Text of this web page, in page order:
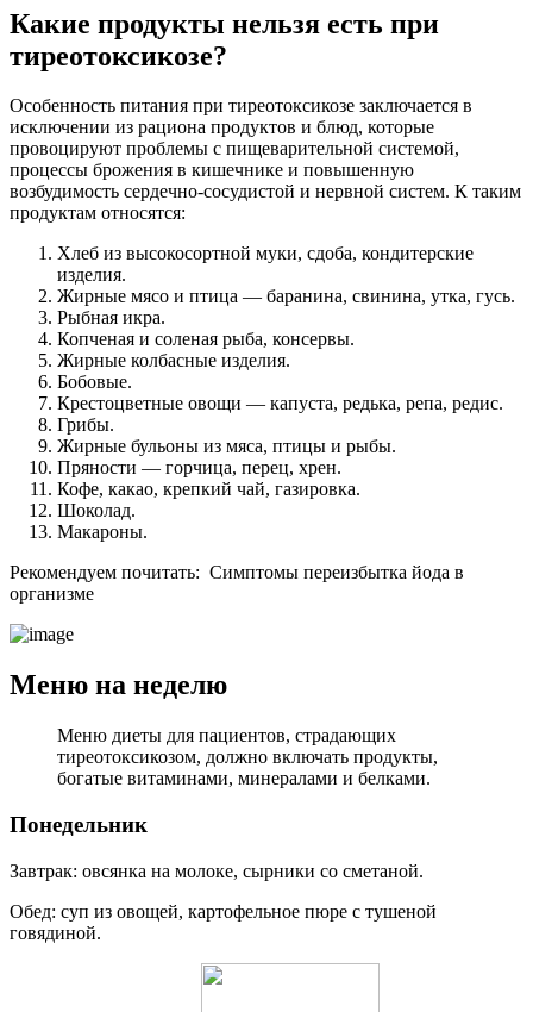
Какие продукты нельзя есть при
тиреотоксикозе?
Особенность питания при тиреотоксикозе заключается в
исключении из рациона продуктов и блюд, которые
провоцируют проблемы с пищеварительной системой,
процессы брожения в кишечнике и повышенную
возбудимость сердечно-сосудистой и нервной систем. К таким
продуктам относятся:
Хлеб из высокосортной муки, сдоба, кондитерские
изделия.
Жирные мясо и птица — баранина, свинина, утка, гусь.
Рыбная икра.
Копченая и соленая рыба, консервы.
Жирные колбасные изделия.
Бобовые.
Крестоцветные овощи — капуста, редька, репа, редис.
Грибы.
Жирные бульоны из мяса, птицы и рыбы.
Пряности — горчица, перец, хрен.
Кофе, какао, крепкий чай, газировка.
Шоколад.
Макароны.
Рекомендуем почитать: Симптомы переизбытка йода в
организме
Меню на неделю
Меню диеты для пациентов, страдающих
тиреотоксикозом, должно включать продукты,
богатые витаминами, минералами и белками.
Понедельник
Завтрак: овсянка на молоке, сырники со сметаной.
Обед: суп из овощей, картофельное пюре с тушеной
говядиной.